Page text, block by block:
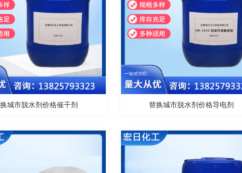
城市脱水剂价格催干剂 替换城市脱水剂价格导电剂